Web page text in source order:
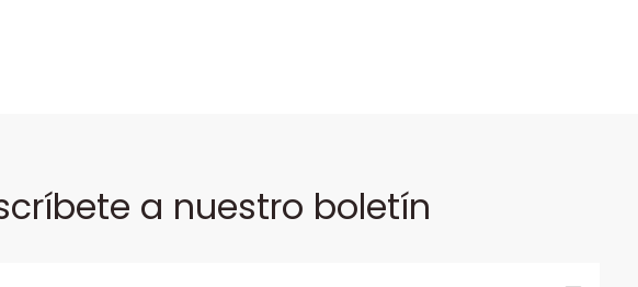
a nuestro boletín